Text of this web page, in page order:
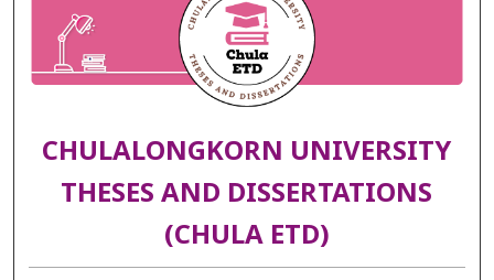
CHULALONGKORN UNIVERSITY
THESES AND DISSERTATIONS
(CHULA ETD)